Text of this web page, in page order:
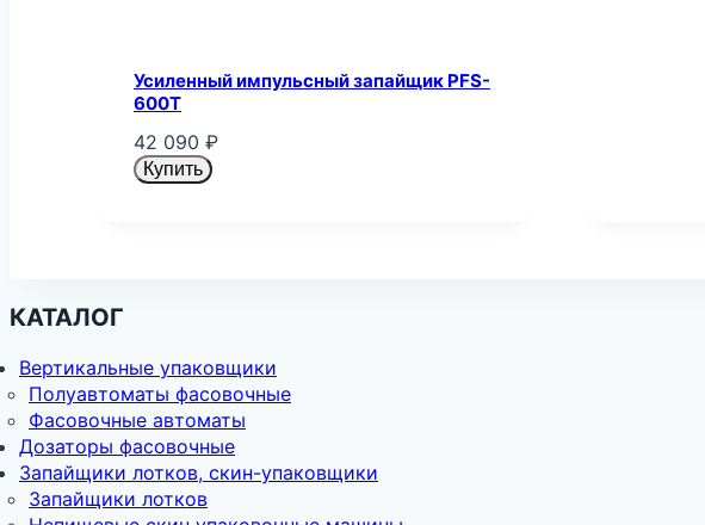
Усиленный импульсный запайщик PFS-
600T
42 090 ₽
Купить
КАТАЛОГ
Вертикальные упаковщики
Полуавтоматы фасовочные
Фасовочные автоматы
Дозаторы фасовочные
Запайщики лотков, скин-упаковщики
Запайщики лотков